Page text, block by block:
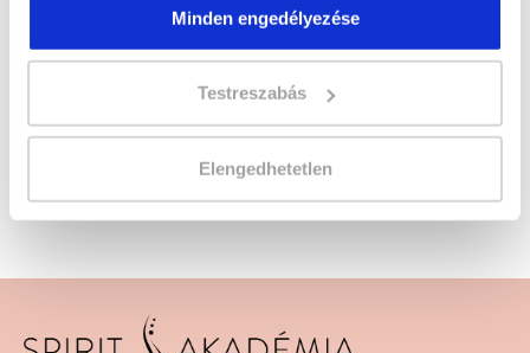
Minden engedélyezése
Testreszabás
Elengedhetetlen
Jelentkezz az újSminkes és szempillaépítő
szakképesítés tanfolyamra! Kattints és
Sminkes és szempillaépítő szakképesítés,
képzésünket Spirit Beauty Kft. partnerünk
szervezi.